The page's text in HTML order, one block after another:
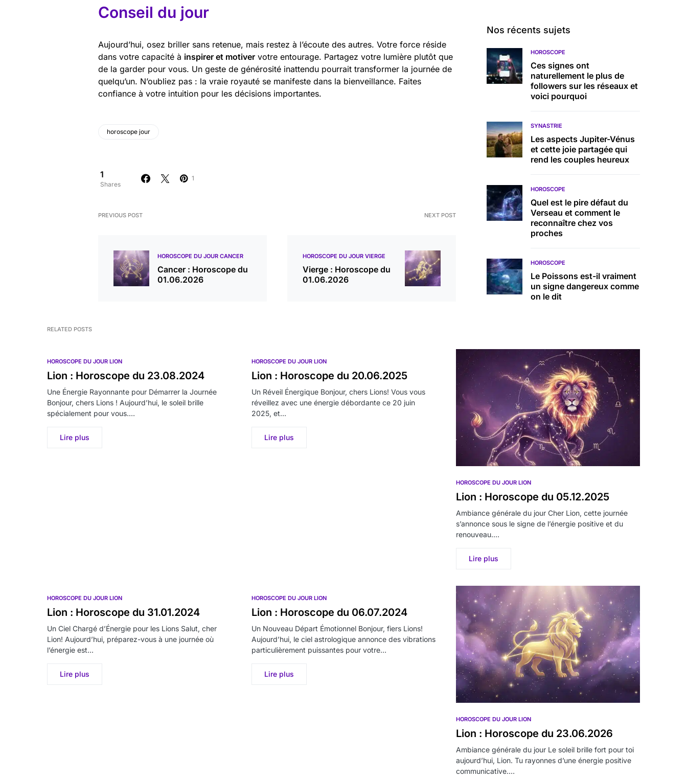
Conseil du jour
Aujourd’hui, osez briller sans retenue, mais restez à l’écoute des autres. Votre force réside
dans votre capacité à inspirer et motiver votre entourage. Partagez votre lumière plutôt que
de la garder pour vous. Un geste de générosité inattendu pourrait transformer la journée de
quelqu’un. N’oubliez pas : la vraie royauté se manifeste dans la bienveillance. Faites
confiance à votre intuition pour les décisions importantes.
horoscope jour
1
Shares
1
PREVIOUS POST
HOROSCOPE DU JOUR CANCER
Cancer : Horoscope du
01.06.2026
NEXT POST
HOROSCOPE DU JOUR VIERGE
Vierge : Horoscope du
01.06.2026
Nos récents sujets
HOROSCOPE
Ces signes ont
naturellement le plus de
followers sur les réseaux et
voici pourquoi
SYNASTRIE
Les aspects Jupiter-Vénus
et cette joie partagée qui
rend les couples heureux
HOROSCOPE
Quel est le pire défaut du
Verseau et comment le
reconnaître chez vos
proches
HOROSCOPE
Le Poissons est-il vraiment
un signe dangereux comme
on le dit
RELATED POSTS
HOROSCOPE DU JOUR LION
Lion : Horoscope du 23.08.2024
Une Énergie Rayonnante pour Démarrer la Journée
Bonjour, chers Lions ! Aujourd’hui, le soleil brille
spécialement pour vous.…
Lire plus
HOROSCOPE DU JOUR LION
Lion : Horoscope du 20.06.2025
Un Réveil Énergique Bonjour, chers Lions! Vous vous
réveillez avec une énergie débordante ce 20 juin
2025, et…
Lire plus
HOROSCOPE DU JOUR LION
Lion : Horoscope du 05.12.2025
Ambiance générale du jour Cher Lion, cette journée
s’annonce sous le signe de l’énergie positive et du
renouveau.…
Lire plus
HOROSCOPE DU JOUR LION
Lion : Horoscope du 31.01.2024
Un Ciel Chargé d’Énergie pour les Lions Salut, cher
Lion! Aujourd’hui, préparez-vous à une journée où
l’énergie est…
Lire plus
HOROSCOPE DU JOUR LION
Lion : Horoscope du 06.07.2024
Un Nouveau Départ Émotionnel Bonjour, fiers Lions!
Aujourd’hui, le ciel astrologique annonce des vibrations
particulièrement puissantes pour votre…
Lire plus
HOROSCOPE DU JOUR LION
Lion : Horoscope du 23.06.2026
Ambiance générale du jour Le soleil brille fort pour toi
aujourd’hui, Lion. Tu rayonnes d’une énergie positive
communicative.…